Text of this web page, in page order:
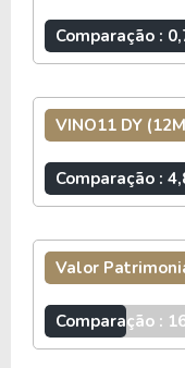
Comparação :
VINO11 DY
Comparação :
Valor
Comparação :